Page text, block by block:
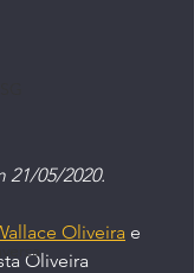
21/05/2020.
Oliveira e
Oliveira